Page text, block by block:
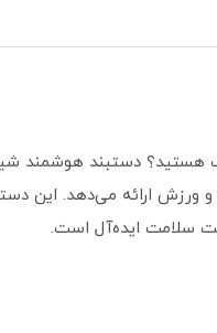
بی‌نظیر از ردیابی سلامت و ورزش